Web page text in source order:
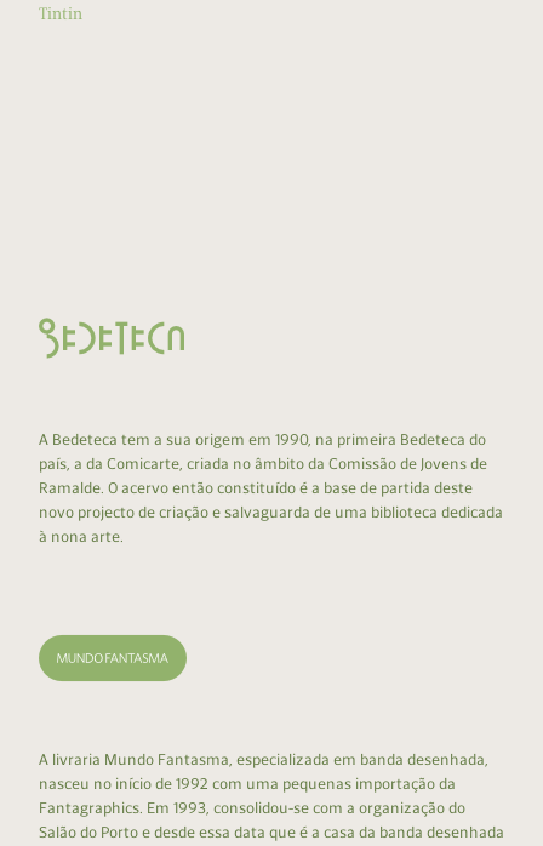
Tintin
A Bedeteca tem a sua origem em 1990, na primeira Bedeteca do
país, a da Comicarte, criada no âmbito da Comissão de Jovens de
Ramalde. O acervo então constituído é a base de partida deste
novo projecto de criação e salvaguarda de uma biblioteca dedicada
à nona arte.
A livraria Mundo Fantasma, especializada em banda desenhada,
nasceu no início de 1992 com uma pequenas importação da
Fantagraphics. Em 1993, consolidou-se com a organização do
Salão do Porto e desde essa data que é a casa da banda desenhada